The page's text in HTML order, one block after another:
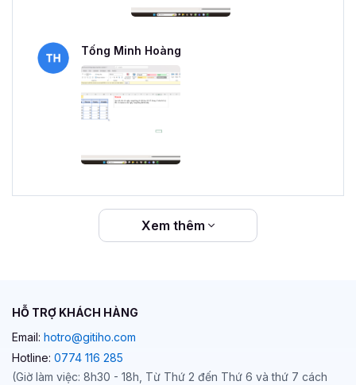
Tống Minh Hoàng
Xem thêm
HỖ TRỢ KHÁCH HÀNG
Email: hotro@gitiho.com
Hotline: 0774 116 285
(Giờ làm việc: 8h30 - 18h, Từ Thứ 2 đến Thứ 6 và thứ 7 cách